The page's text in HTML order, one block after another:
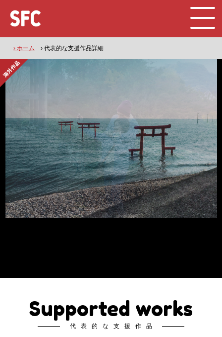
› ホーム › 代表的な支援作品詳細
Supported works
代表的な支援作品